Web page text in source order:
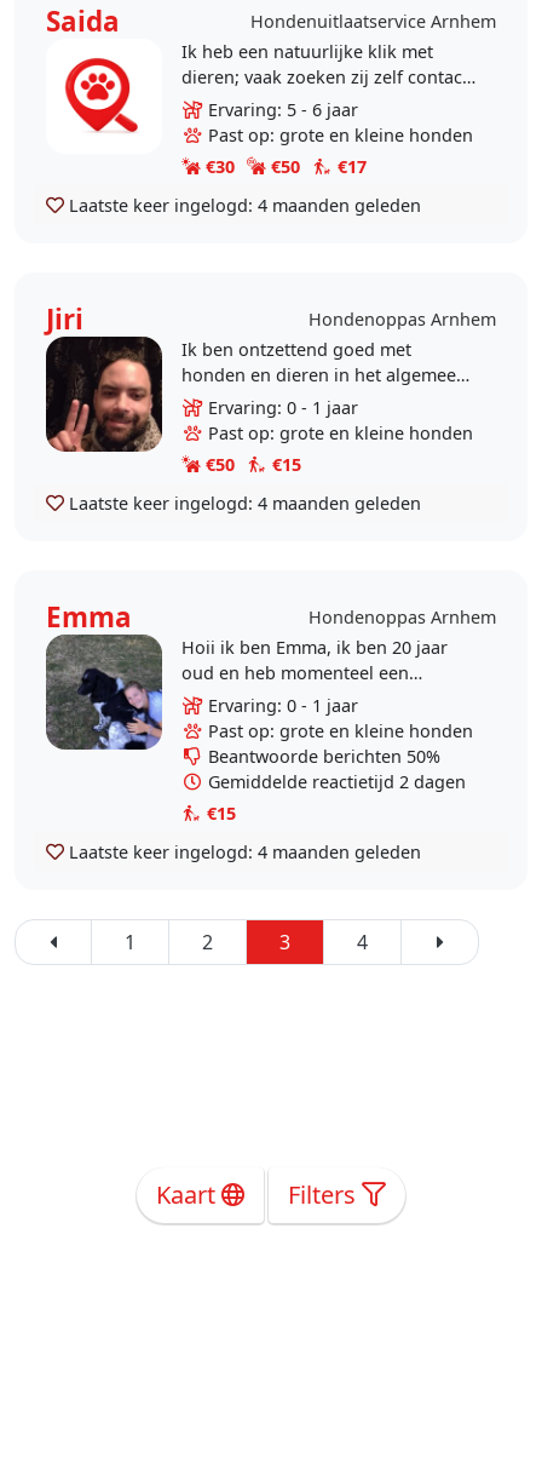
Saida
Hondenuitlaatservice Arnhem
Ik heb een natuurlijke klik met
dieren; vaak zoeken zij zelf contact
met mij, ook wanneer ze normaal
wat terughoudend zijn naar
anderen. Mensen geven..
Ervaring: 5 - 6 jaar
Past op: grote en kleine honden
€30
€50
€17
Laatste keer ingelogd: 4 maanden geleden
Jiri
Hondenoppas Arnhem
Ik ben ontzettend goed met
honden en dieren in het algemeen.
Het lijkt me leuk om op deze
manier in contact te kunnen komen
met leuke honden! Ik heb..
Ervaring: 0 - 1 jaar
Past op: grote en kleine honden
€50
€15
Laatste keer ingelogd: 4 maanden geleden
Emma
Hondenoppas Arnhem
Hoii ik ben Emma, ik ben 20 jaar
oud en heb momenteel een
tussenjaar ik heb lang na gedacht
wat ik in mijn jaar wilde doen want
ik wil heel graag ..
Ervaring: 0 - 1 jaar
Past op: grote en kleine honden
Beantwoorde berichten 50%
Gemiddelde reactietijd 2 dagen
€15
Laatste keer ingelogd: 4 maanden geleden
1 2 3 4
Kaart Filters